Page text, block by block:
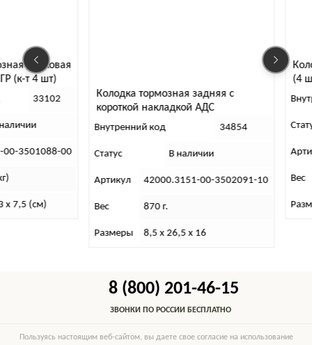
Колодка тормозная задняя с
короткой накладкой АДС
(усиленная)
Внутренний код 34854
Статус В наличии
Артикул 42000.3151-00-3502091-10
Вес
8,5 х 26,5 х 16
Колодки тормозные
(4 шт) (KNU-3501090-61)
Внутренний код
Статус В наличии
Артикул 3160-00-
Вес 1 920 г.
8 (800) 201-46-15
ЗВОНКИ ПО РОССИИ БЕСПЛАТНО
Пользуясь настоящим веб-сайтом, вы даете свое согласие на использование